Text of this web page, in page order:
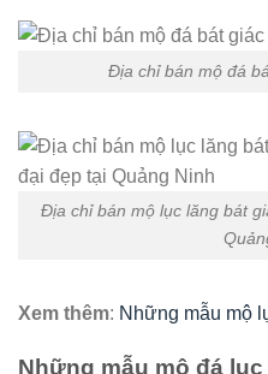
Địa chỉ bán mộ đá
Địa chỉ bán mộ lục lăng bát
Xem thêm: Những mẫu mộ
Những mẫu mộ đá